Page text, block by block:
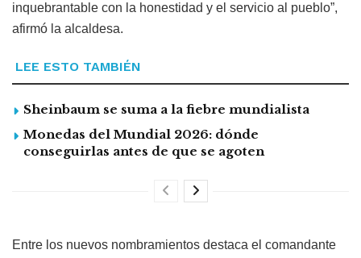
inquebrantable con la honestidad y el servicio al pueblo”,
afirmó la alcaldesa.
LEE ESTO TAMBIÉN
Sheinbaum se suma a la fiebre mundialista
Monedas del Mundial 2026: dónde
conseguirlas antes de que se agoten
Entre los nuevos nombramientos destaca el comandante